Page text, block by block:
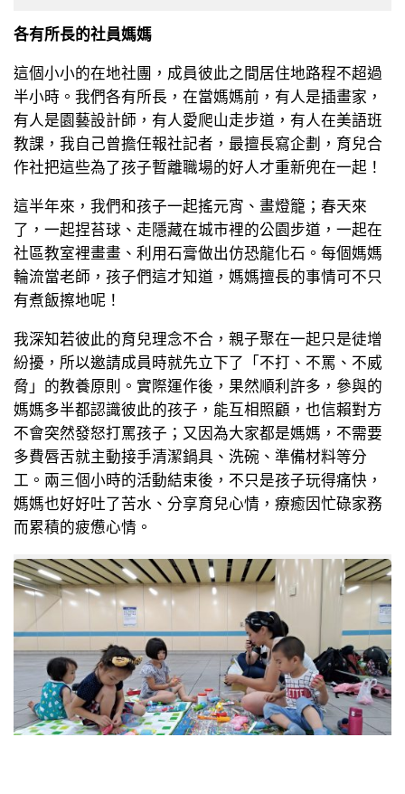
各有所長的社員媽媽
這個小小的在地社團，成員彼此之間居住地路程不超過
半小時。我們各有所長，在當媽媽前，有人是插畫家，
有人是園藝設計師，有人愛爬山走步道，有人在美語班
教課，我自己曾擔任報社記者，最擅長寫企劃，育兒合
作社把這些為了孩子暫離職場的好人才重新兜在一起！
這半年來，我們和孩子一起搖元宵、畫燈籠；春天來
了，一起捏苔球、走隱藏在城市裡的公園步道，一起在
社區教室裡畫畫、利用石膏做出仿恐龍化石。每個媽媽
輪流當老師，孩子們這才知道，媽媽擅長的事情可不只
有煮飯擦地呢！
我深知若彼此的育兒理念不合，親子聚在一起只是徒增
紛擾，所以邀請成員時就先立下了「不打、不罵、不威
脅」的教養原則。實際運作後，果然順利許多，參與的
媽媽多半都認識彼此的孩子，能互相照顧，也信賴對方
不會突然發怒打罵孩子；又因為大家都是媽媽，不需要
多費唇舌就主動接手清潔鍋具、洗碗、準備材料等分
工。兩三個小時的活動結束後，不只是孩子玩得痛快，
媽媽也好好吐了苦水、分享育兒心情，療癒因忙碌家務
而累積的疲憊心情。